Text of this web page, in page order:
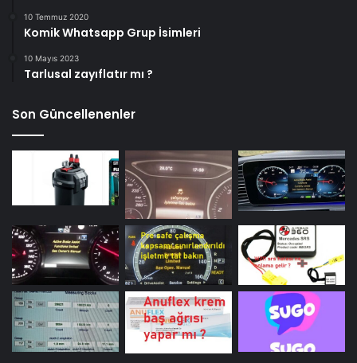
10 Temmuz 2020
Komik Whatsapp Grup İsimleri
10 Mayıs 2023
Tarlusal zayıflatır mı ?
Son Güncellenenler